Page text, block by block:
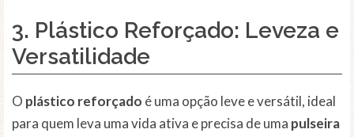
3. Plástico Reforçado: Leveza e
Versatilidade
O plástico reforçado é uma opção leve e versátil, ideal
para quem leva uma vida ativa e precisa de uma pulseira